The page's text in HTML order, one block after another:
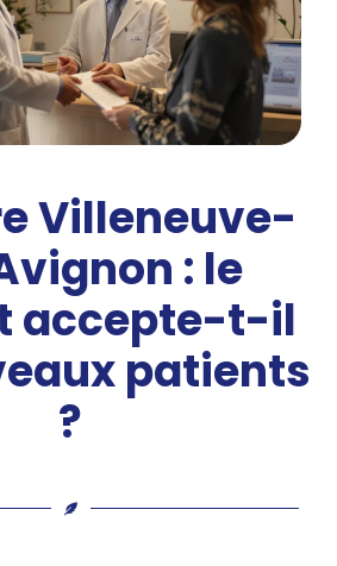
Villeneuve-
: le
accepte-t-il
patients
?